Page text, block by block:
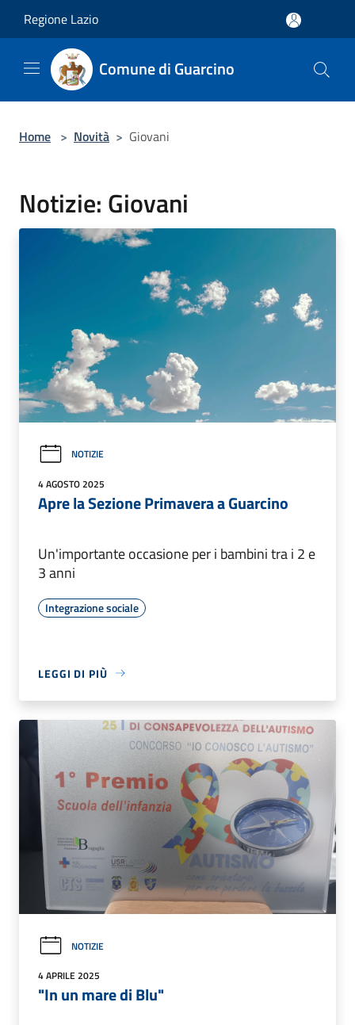
Regione Lazio
Comune di Guarcino
Home > Novità > Giovani
Notizie: Giovani
NOTIZIE
4 AGOSTO 2025
Apre la Sezione Primavera a Guarcino
Un'importante occasione per i bambini tra i 2 e
3 anni
Integrazione sociale
LEGGI DI PIÙ
NOTIZIE
4 APRILE 2025
"In un mare di Blu"